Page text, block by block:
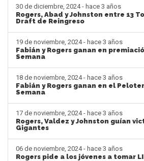
30 de diciembre, 2024 - hace 3 años
Rogers, Abad y Johnston entre 13
Draft de Reingreso
19 de noviembre, 2024 - hace 3 años
Fabián y Rogers ganan en
Semana
18 de noviembre, 2024 - hace 3 años
Fabián y Rogers ganan en el
Semana
17 de noviembre, 2024 - hace 3 años
Rogers, Valdez y Johnston guían
Gigantes
06 de noviembre, 2024 - hace 3 años
Rogers pide a los jóvenes a tomar